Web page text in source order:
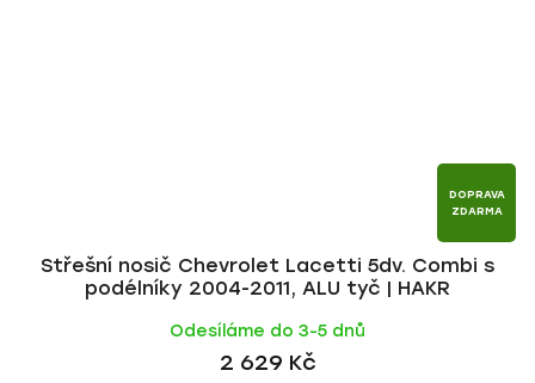
DOPRAVA
ZDARMA
Střešní nosič Chevrolet Lacetti 5dv. Combi s
podélníky 2004-2011, ALU tyč | HAKR
Odesíláme do 3-5 dnů
2 629 Kč